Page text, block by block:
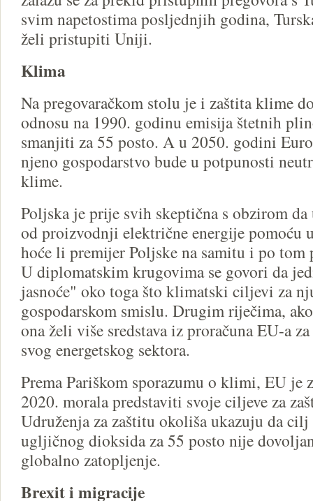
svim napetostima posljednjih godina,
želi pristupiti Uniji.
Klima
Na pregovaračkom stolu je i zaštita klime
odnosu na 1990. godinu emisija štetnih
smanjiti za 55 posto. A u 2050. godini
njeno gospodarstvo bude u potpunosti
klime.
Poljska je prije svih skeptična s obzirom
od proizvodnji električne energije pomoću
hoće li premijer Poljske na samitu i po
U diplomatskim krugovima se govori da
jasnoće" oko toga što klimatski ciljevi za
gospodarskom smislu. Drugim riječima,
ona želi više sredstava iz proračuna EU-a
svog energetskog sektora.
Prema Pariškom sporazumu o klimi, EU je
2020. morala predstaviti svoje ciljeve za
Udruženja za zaštitu okoliša ukazuju da
ugljičnog dioksida za 55 posto nije
globalno zatopljenje.
Brexit i migracije